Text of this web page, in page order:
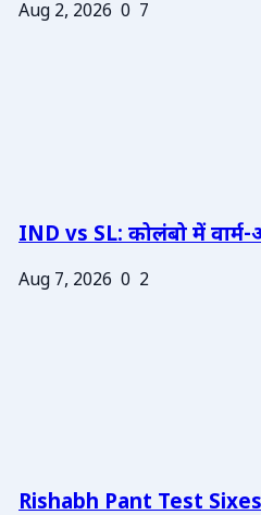
Aug 2, 2026 0 7
IND vs SL: कोलंबो में
Aug 7, 2026 0 2
Rishabh Pant Test Sixes